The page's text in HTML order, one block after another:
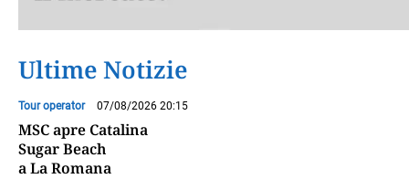
Ultime Notizie
Tour operator 07/08/2026 20:15
MSC apre Catalina
Sugar Beach
a La Romana